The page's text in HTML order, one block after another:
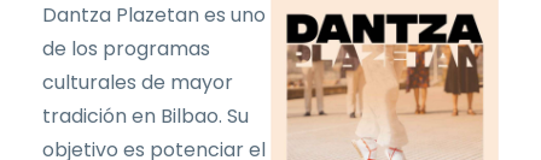
Dantza Plazetan es uno
de los programas
culturales de mayor
tradición en Bilbao. Su
objetivo es potenciar el